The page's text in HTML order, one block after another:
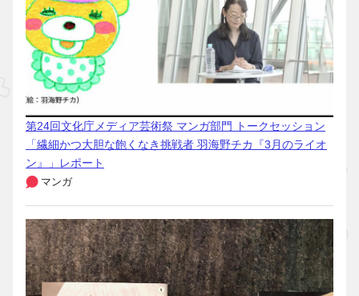
第24回文化庁メディア芸術祭 マンガ部門 トークセッション
「繊細かつ大胆な飽くなき挑戦者 羽海野チカ『3月のライオ
ン』」レポート
マンガ